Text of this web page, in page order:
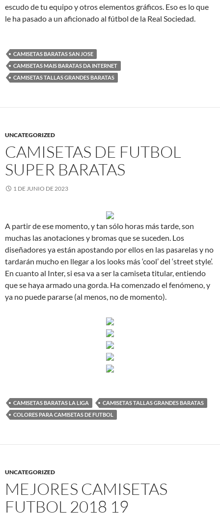
escudo de tu equipo y otros elementos gráficos. Eso es lo que
le ha pasado a un aficionado al fútbol de la Real Sociedad.
CAMISETAS BARATAS SAN JOSE
CAMISETAS MAIS BARATAS DA INTERNET
CAMISETAS TALLAS GRANDES BARATAS
UNCATEGORIZED
CAMISETAS DE FUTBOL
SUPER BARATAS
1 DE JUNIO DE 2023
A partir de ese momento, y tan sólo horas más tarde, son
muchas las anotaciones y bromas que se suceden. Los
diseñadores ya están apostando por ellos en las pasarelas y no
tardarán mucho en llegar a los looks más ‘cool’ del ‘street style’.
En cuanto al Inter, si esa va a ser la camiseta titular, entiendo
que se haya armado una gorda. Ha comenzado el fenómeno, y
ya no puede pararse (al menos, no de momento).
CAMISETAS BARATAS LA LIGA
CAMISETAS TALLAS GRANDES BARATAS
COLORES PARA CAMISETAS DE FUTBOL
UNCATEGORIZED
MEJORES CAMISETAS
FUTBOL 2018 19